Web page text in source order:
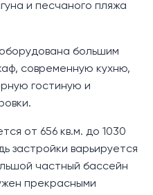
и песчаного пляжа
большим
современную кухню,
гостиную и
от 656 кв.м. до 1030
застройки варьируется
частный бассейн
прекрасными